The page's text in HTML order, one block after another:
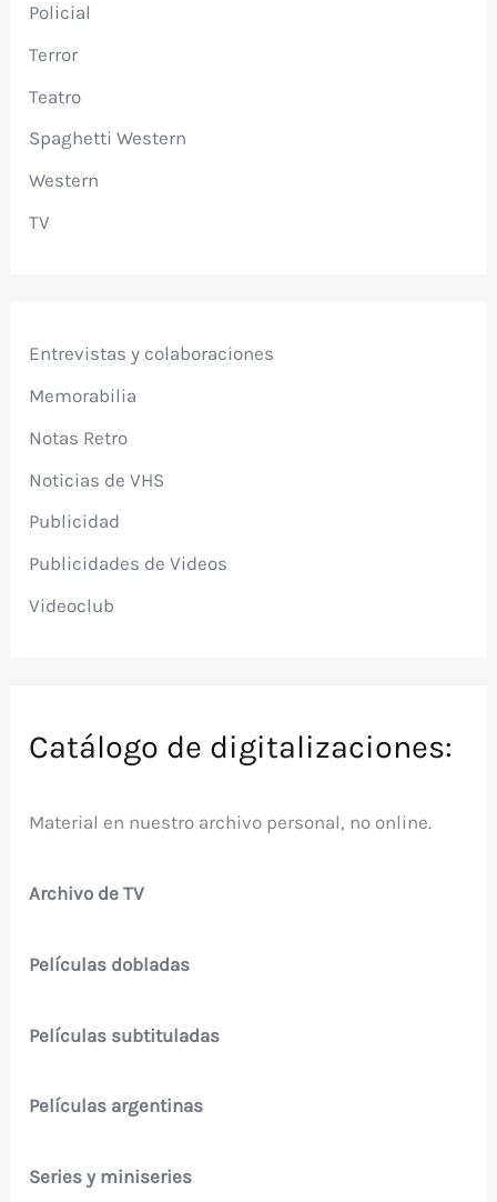
Policial
Terror
Teatro
Spaghetti Western
Western
TV
Entrevistas y colaboraciones
Memorabilia
Notas Retro
Noticias de VHS
Publicidad
Publicidades de Videos
Videoclub
Catálogo de digitalizaciones:
Material en nuestro archivo personal, no online.
Archivo de TV
Películas dobladas
Películas subtituladas
Películas argentinas
Series y miniseries